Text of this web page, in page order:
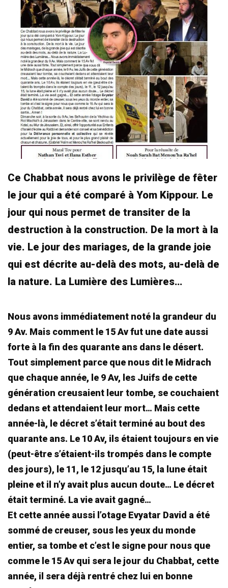
Ce Chabbat nous avons le privilège de fêter
le jour qui a été comparé à Yom Kippour. Le
jour qui nous permet de transiter de la
destruction à la construction. De la mort à la
vie. Le jour des mariages, de la grande joie
qui est décrite au-delà des mots, au-delà de
la nature. La Lumière des Lumières…
Nous avons immédiatement noté la grandeur du
9 Av. Mais comment le 15 Av fut une date aussi
forte à la fin des quarante ans dans le désert.
Tout simplement parce que nous dit le Midrach
que chaque année, le 9 Av, les Juifs de cette
génération creusaient leur tombe, se couchaient
dedans et attendaient leur mort… Mais cette
année-là, le décret s’était terminé au bout des
quarante ans. Le 10 Av, ils étaient toujours en vie
(peut-être s’étaient-ils trompés dans le compte
des jours), le 11, le 12 jusqu’au 15, la lune était
pleine et il n’y avait plus aucun doute… Le décret
était terminé. La vie avait gagné…
Et cette année aussi l’otage Evyatar David a été
sommé de creuser, sous les yeux du monde
entier, sa tombe et c’est le signe pour nous que
comme le 15 Av qui sera le jour du Chabbat, cette
année, il sera déjà rentré chez lui en bonne